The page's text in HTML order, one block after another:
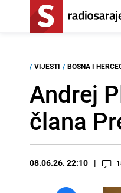
/ VIJESTI / BOSNA I
Andrej
člana
08.06.26. 22:10